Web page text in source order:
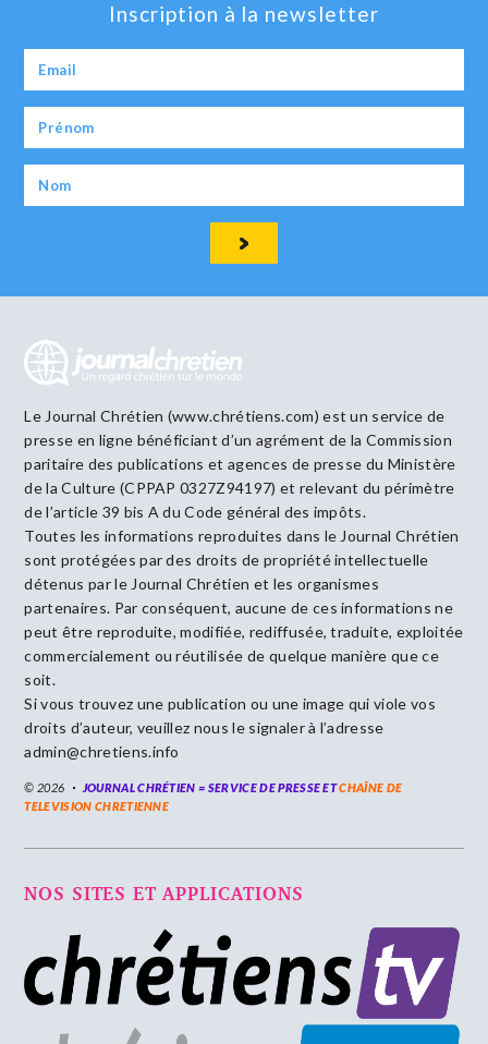
Inscription à la newsletter
Le Journal Chrétien (www.chrétiens.com) est un service de
presse en ligne bénéficiant d’un agrément de la Commission
paritaire des publications et agences de presse du Ministère
de la Culture (CPPAP 0327Z94197) et relevant du périmètre
de l’article 39 bis A du Code général des impôts.
Toutes les informations reproduites dans le Journal Chrétien
sont protégées par des droits de propriété intellectuelle
détenus par le Journal Chrétien et les organismes
partenaires. Par conséquent, aucune de ces informations ne
peut être reproduite, modifiée, rediffusée, traduite, exploitée
commercialement ou réutilisée de quelque manière que ce
soit.
Si vous trouvez une publication ou une image qui viole vos
droits d’auteur, veuillez nous le signaler à l’adresse
admin@chretiens.info
© 2026 JOURNAL CHRÉTIEN = SERVICE DE PRESSE ETCHAÎNE DE
TELEVISION CHRETIENNE
NOS SITES ET APPLICATIONS